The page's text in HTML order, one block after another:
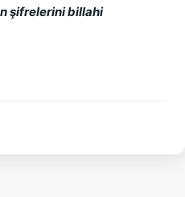
şifrelerini billahi